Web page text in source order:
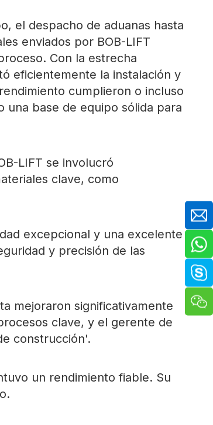
el despacho de aduanas hasta
enviados por BOB-LIFT
Con la estrecha
eficientemente la instalación y
cumplieron o incluso
una base de equipo sólida para
LIFT se involucró
clave, como
excepcional y una excelente
y precisión de las
mejoraron significativamente
clave, y el gerente de
construcción'.
un rendimiento fiable. Su